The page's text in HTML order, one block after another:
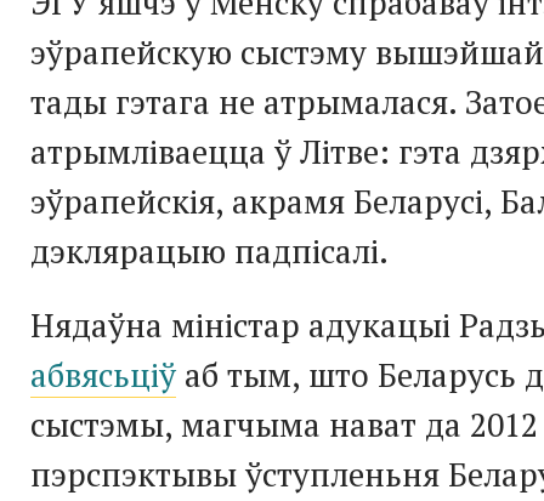
эўрапейскую сыстэму
тады гэтага не атрымалася.
атрымліваецца ў Літве: гэта
эўрапейскія, акрамя Беларусі,
дэклярацыю падпісалі.
Нядаўна міністар адукацыі
абвясьціўаб тым, што Беларусь
сыстэмы, магчыма нават да
пэрспэктывы ўступленьня